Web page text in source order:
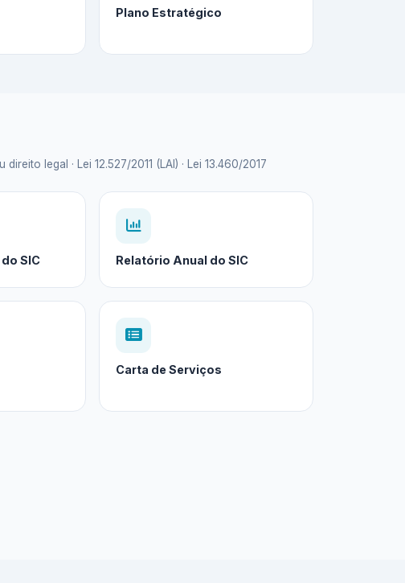
Plano Estratégico
legal · Lei 12.527/2011 (LAI) · Lei 13.460/2017
SIC Relatório Anual do SIC
Carta de Serviços